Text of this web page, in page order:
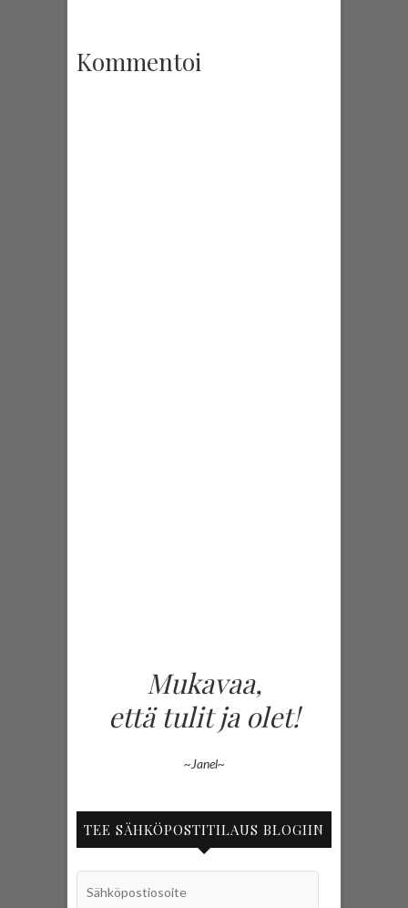
Kommentoi
Mukavaa,
että tulit ja olet!
~Janel~
TEE SÄHKÖPOSTITILAUS BLOGIIN